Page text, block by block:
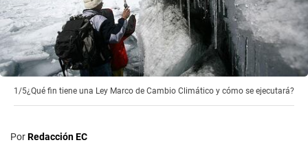
1/5¿Qué fin tiene una Ley Marco de Cambio Climático y cómo se ejecutará?
PorRedacción EC